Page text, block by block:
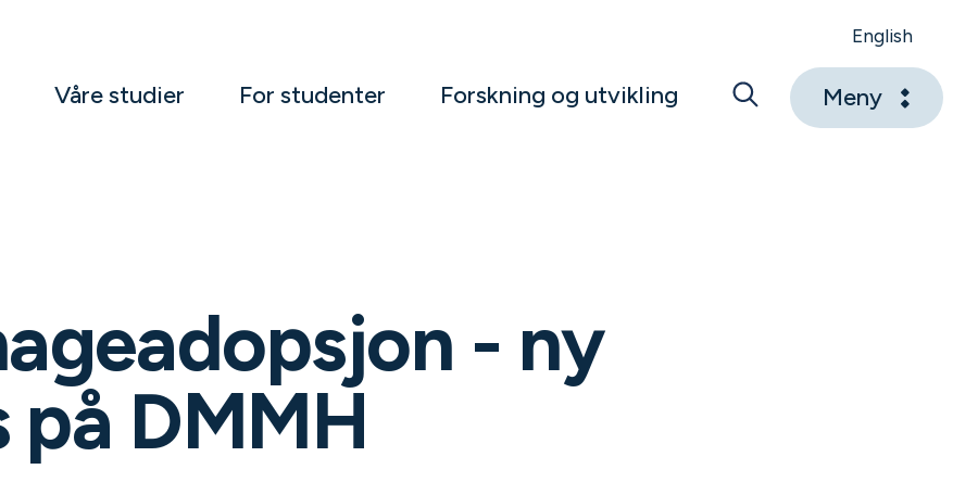
English
Våre studier For studenter Forskning og utvikling Meny
- ny
på DMMH